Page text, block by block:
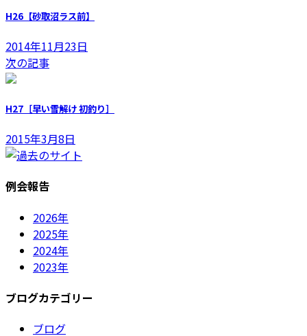
H26【砂取沼ラス前】
2014年11月23日
次の記事
H27［早い雪解け 初釣り］
2015年3月8日
例会報告
2026年
2025年
2024年
2023年
ブログカテゴリー
ブログ